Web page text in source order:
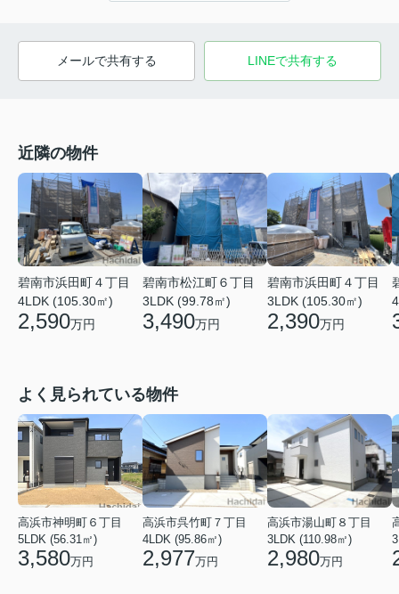
メールで共有する LINEで共有する
近隣の物件
碧南市浜田町４丁目
4LDK (105.30㎡)
2,590万円
碧南市松江町６丁目
3LDK (99.78㎡)
3,490万円
碧南市浜田町４丁目
3LDK (105.30㎡)
2,390万円
よく見られている物件
高浜市神明町６丁目
5LDK (56.31㎡)
3,580万円
高浜市呉竹町７丁目
4LDK (95.86㎡)
2,977万円
高浜市湯山町８丁目
3LDK (110.98㎡)
2,980万円